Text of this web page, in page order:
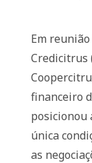
Em
Credicitrus
financeiro
posicionou
única
as